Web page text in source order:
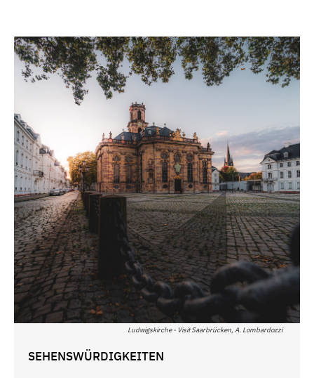
Ludwigskirche - Visit Saarbrücken, A. Lombardozzi
SEHENSWÜRDIGKEITEN